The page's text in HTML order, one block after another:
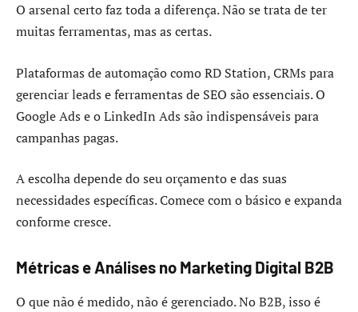
O arsenal certo faz toda a diferença. Não se trata de ter
muitas ferramentas, mas as certas.
Plataformas de automação como RD Station, CRMs para
gerenciar leads e ferramentas de SEO são essenciais. O
Google Ads e o LinkedIn Ads são indispensáveis para
campanhas pagas.
A escolha depende do seu orçamento e das suas
necessidades específicas. Comece com o básico e expanda
conforme cresce.
Métricas e Análises no Marketing Digital B2B
O que não é medido, não é gerenciado. No B2B, isso é